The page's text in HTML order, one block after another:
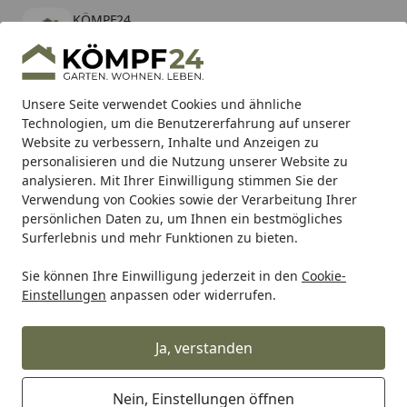
Unsere Seite verwendet Cookies und ähnliche
Technologien, um die Benutzererfahrung auf unserer
Website zu verbessern, Inhalte und Anzeigen zu
personalisieren und die Nutzung unserer Website zu
analysieren. Mit Ihrer Einwilligung stimmen Sie der
Verwendung von Cookies sowie der Verarbeitung Ihrer
persönlichen Daten zu, um Ihnen ein bestmögliches
Surferlebnis und mehr Funktionen zu bieten.
Sie können Ihre Einwilligung jederzeit in den Cookie-
Einstellungen anpassen oder widerrufen.
Ja, verstanden
Nein, Einstellungen öffnen
KÖMPF24
kostenlos - Im App Store
Hotline
Alle Produkte
Mein Konto
Suchen
Karibu Pools inkl. gratis Sandfilteranlage & Pool-
Starterset (Gesamtwert bis 468,99€)
Startseite
WMF WMF Bestecke WMF Kuchengabel Silk
WMF Kuchengabel Silk